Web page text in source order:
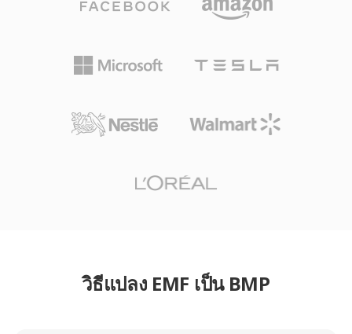
วิธีแปลง EMF เป็น BMP